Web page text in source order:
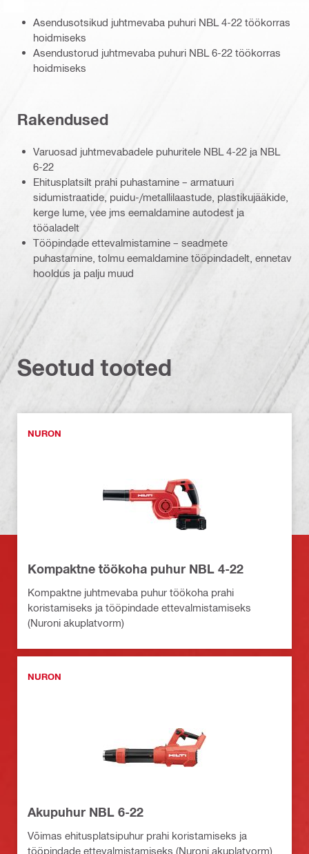
Asendusotsikud juhtmevaba puhuri NBL 4-22 töökorras
hoidmiseks
Asendustorud juhtmevaba puhuri NBL 6-22 töökorras
hoidmiseks
Rakendused
Varuosad juhtmevabadele puhuritele NBL 4-22 ja NBL
6-22
Ehitusplatsilt prahi puhastamine – armatuuri
sidumistraatide, puidu-/metallilaastude, plastikujääkide,
kerge lume, vee jms eemaldamine autodest ja
tööaladelt
Tööpindade ettevalmistamine – seadmete
puhastamine, tolmu eemaldamine tööpindadelt, ennetav
hooldus ja palju muud
Seotud tooted
NURON
Kompaktne töökoha puhur NBL 4-22
Kompaktne juhtmevaba puhur töökoha prahi
koristamiseks ja tööpindade ettevalmistamiseks
(Nuroni akuplatvorm)
NURON
Akupuhur NBL 6-22
Võimas ehitusplatsipuhur prahi koristamiseks ja
tööpindade ettevalmistamiseks (Nuroni akuplatvorm)